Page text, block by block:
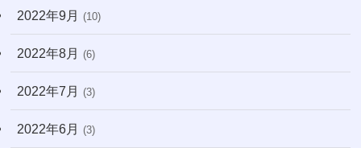
2022年9月 (10)
2022年8月 (6)
2022年7月 (3)
2022年6月 (3)